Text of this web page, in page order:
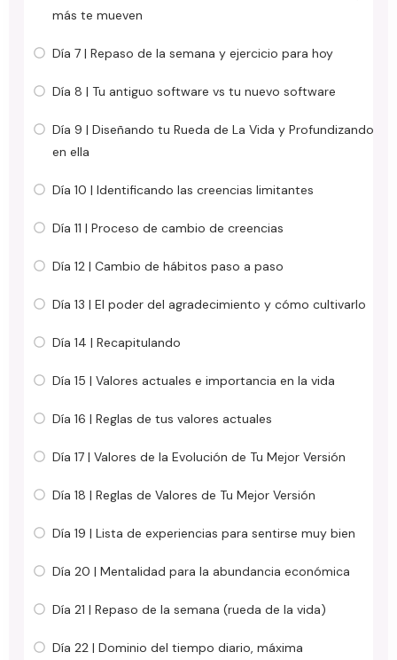
más te mueven
Día 7 | Repaso de la semana y ejercicio para hoy
Día 8 | Tu antiguo software vs tu nuevo software
Día 9 | Diseñando tu Rueda de La Vida y Profundizando
en ella
Día 10 | Identificando las creencias limitantes
Día 11 | Proceso de cambio de creencias
Día 12 | Cambio de hábitos paso a paso
Día 13 | El poder del agradecimiento y cómo cultivarlo
Día 14 | Recapitulando
Día 15 | Valores actuales e importancia en la vida
Día 16 | Reglas de tus valores actuales
Día 17 | Valores de la Evolución de Tu Mejor Versión
Día 18 | Reglas de Valores de Tu Mejor Versión
Día 19 | Lista de experiencias para sentirse muy bien
Día 20 | Mentalidad para la abundancia económica
Día 21 | Repaso de la semana (rueda de la vida)
Día 22 | Dominio del tiempo diario, máxima